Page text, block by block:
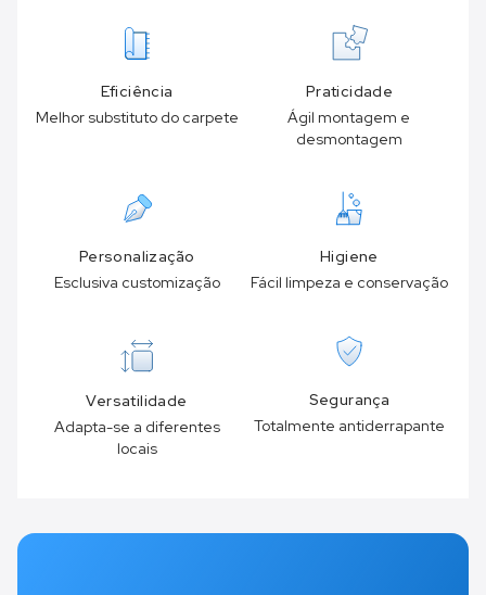
Eficiência
Melhor substituto do carpete
Praticidade
Ágil montagem e
desmontagem
Personalização
Esclusiva customização
Higiene
Fácil limpeza e conservação
Versatilidade
Adapta-se a diferentes
locais
Segurança
Totalmente antiderrapante